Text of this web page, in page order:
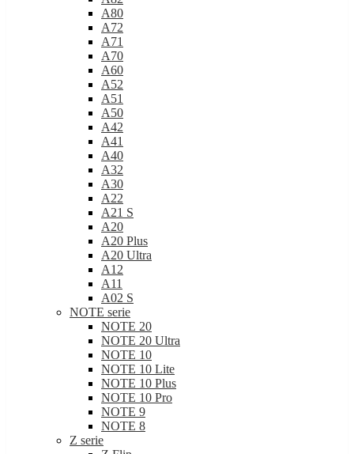
A80
A72
A71
A70
A60
A52
A51
A50
A42
A41
A40
A32
A30
A22
A21 S
A20
A20 Plus
A20 Ultra
A12
A11
A02 S
NOTE serie
NOTE 20
NOTE 20 Ultra
NOTE 10
NOTE 10 Lite
NOTE 10 Plus
NOTE 10 Pro
NOTE 9
NOTE 8
Z serie